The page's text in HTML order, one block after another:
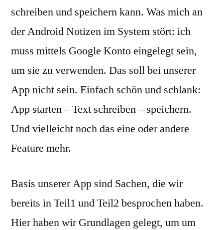
schreiben und speichern kann. Was mich an
der Android Notizen im System stört: ich
muss mittels Google Konto eingelegt sein,
um sie zu verwenden. Das soll bei unserer
App nicht sein. Einfach schön und schlank:
App starten – Text schreiben – speichern.
Und vielleicht noch das eine oder andere
Feature mehr.
Basis unserer App sind Sachen, die wir
bereits in Teil1 und Teil2 besprochen haben.
Hier haben wir Grundlagen gelegt, um um